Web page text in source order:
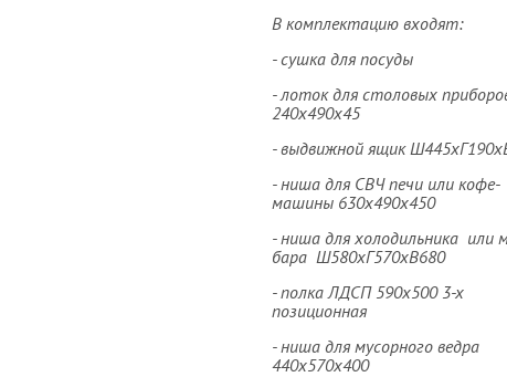
В комплектацию входят:
- сушка для посуды
- лоток для столовых
240х490х45
- выдвижной ящик
- ниша для СВЧ печи или кофе-
машины 630х490х450
- ниша для холодильника или
бара Ш580хГ570хВ680
- полка ЛДСП 590х500 3-х
позиционная
- ниша для мусорного ведра
440х570х400